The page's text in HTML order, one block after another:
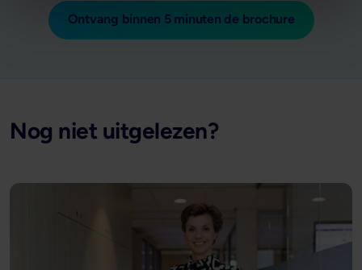
Ontvang binnen 5 minuten de brochure
Nog niet uitgelezen?